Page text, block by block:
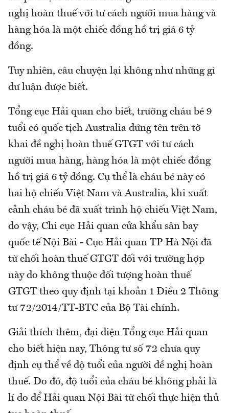
nghị hoàn thuế với tư cách người mua hàng và
hàng hóa là một chiếc đồng hồ trị giá 6 tỷ
đồng.
Tuy nhiên, câu chuyện lại không như những gì
dư luận được biết.
Tổng cục Hải quan cho biết, trường cháu bé 9
tuổi có quốc tịch Australia đứng tên trên tờ
khai đề nghị hoàn thuế GTGT với tư cách
người mua hàng, hàng hóa là một chiếc đồng
hồ trị giá 6 tỷ đồng. Cụ thể là cháu bé này có
hai hộ chiếu Việt Nam và Australia, khi xuất
cảnh cháu bé đã xuất trình hộ chiếu Việt Nam,
do vậy, Chi cục Hải quan cửa khẩu sân bay
quốc tế Nội Bài - Cục Hải quan TP Hà Nội đã
từ chối hoàn thuế GTGT đối với trường hợp
này do không thuộc đối tượng hoàn thuế
GTGT theo quy định tại khoản 1 Điều 2 Thông
tư 72/2014/TT-BTC của Bộ Tài chính.
Giải thích thêm, đại diện Tổng cục Hải quan
cho biết hiện nay, Thông tư số 72 chưa quy
định cụ thể về độ tuổi của người đề nghị hoàn
thuế. Do đó, độ tuổi của cháu bé không phải là
lí do để Hải quan Nội Bài từ chối thực hiện thủ